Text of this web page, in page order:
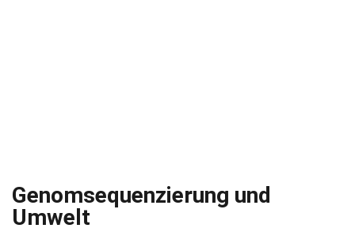
Genomsequenzierung und
Umwelt